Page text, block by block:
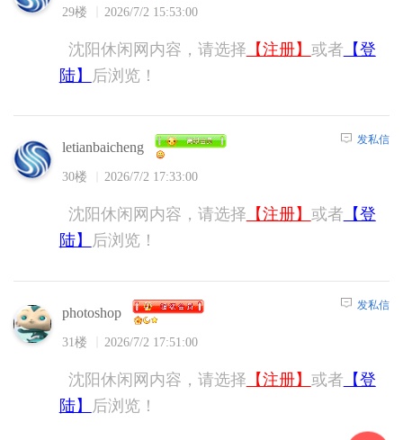
29楼 2026/7/2 15:53:00
沈阳休闲网内容，请选择 【注册】 或者 【登
陆】
后浏览！
letianbaicheng
30楼 2026/7/2 17:33:00
发私信
沈阳休闲网内容，请选择 【注册】 或者 【登
陆】
后浏览！
photoshop
31楼 2026/7/2 17:51:00
发私信
沈阳休闲网内容，请选择 【注册】 或者 【登
陆】
后浏览！